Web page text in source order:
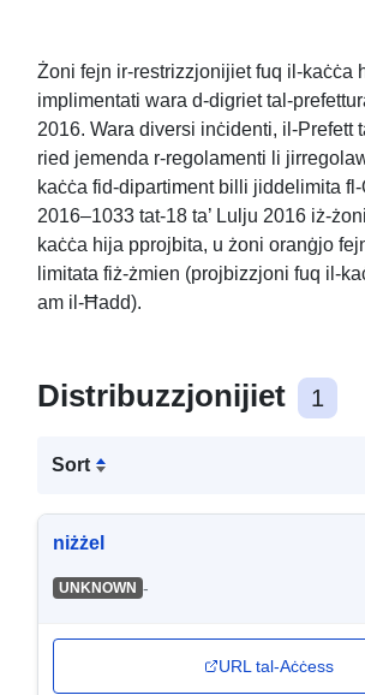
Żoni fejn ir-restrizzjonijiet fuq il-kaċċa
implimentati wara d-digriet tal-
2016. Wara diversi inċidenti, il-Prefett
ried jemenda r-regolamenti li
kaċċa fid-dipartiment billi jiddelimita
2016–1033 tat-18 ta’ Lulju 2016 iż-
kaċċa hija pprojbita, u żoni oranġjo
limitata fiż-żmien (projbizzjoni fuq il-
am il-Ħadd).
Distribuzzjonijiet 1
Sort
niżżel
UNKNOWN -
URL tal-Aċċess